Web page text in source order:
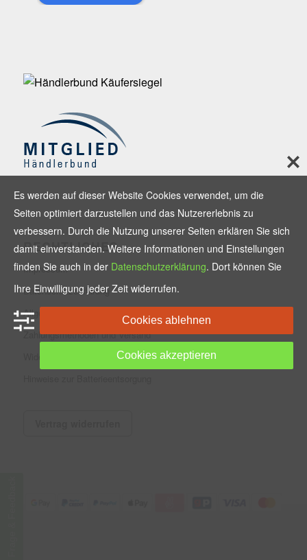
RECHTLICHES
Impressum
Datenschutzerklärung
Allgemeine Geschäftsbedingungen
Zahlungsmethoden und Versand
Es werden auf dieser Website Cookies verwendet, um die
Seiten optimiert darzustellen und das Nutzererlebnis zu
verbessern. Durch die Nutzung unserer Seiten erklären Sie sich
damit einverstanden. Weitere Informationen und Einstellungen
finden Sie auch in der Datenschutzerklärung. Dort können Sie
Ihre Einwilligung jeder Zeit widerrufen.
Cookies ablehnen
Cookies akzeptieren